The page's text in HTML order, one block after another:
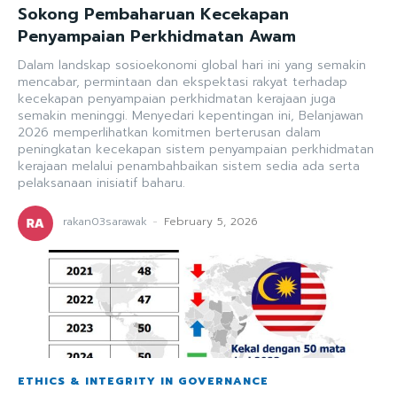
Sokong Pembaharuan Kecekapan
Penyampaian Perkhidmatan Awam
Dalam landskap sosioekonomi global hari ini yang semakin
mencabar, permintaan dan ekspektasi rakyat terhadap
kecekapan penyampaian perkhidmatan kerajaan juga
semakin meninggi. Menyedari kepentingan ini, Belanjawan
2026 memperlihatkan komitmen berterusan dalam
peningkatan kecekapan sistem penyampaian perkhidmatan
kerajaan melalui penambahbaikan sistem sedia ada serta
pelaksanaan inisiatif baharu.
rakan03sarawak - February 5, 2026
ETHICS & INTEGRITY IN GOVERNANCE